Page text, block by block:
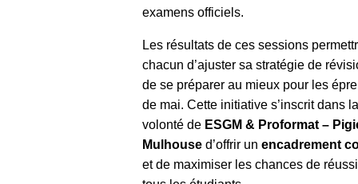
examens officiels.
Les résultats de ces sessions
chacun d’ajuster sa stratégie de
de se préparer au mieux pour les
de mai. Cette initiative s’inscrit dans
volonté de ESGM & Proformat –
Mulhouse d’offrir unencadrement
et de maximiser les chances de